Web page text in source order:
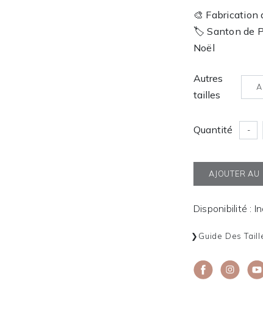
🎨 Fabrication
🏷️ Santon de
Noël
Autres
tailles
Quantité -
AJOUTER AU
Disponibilité :
Guide Des